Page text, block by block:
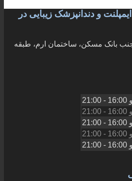
و دندانپزشک زیبایی در
جنب بانک مسکن، ساختمان ارم، طبقه
و 16:00 - 21:00
و 16:00 - 21:00
و 16:00 - 21:00
و 16:00 - 21:00
و 16:00 - 21:00